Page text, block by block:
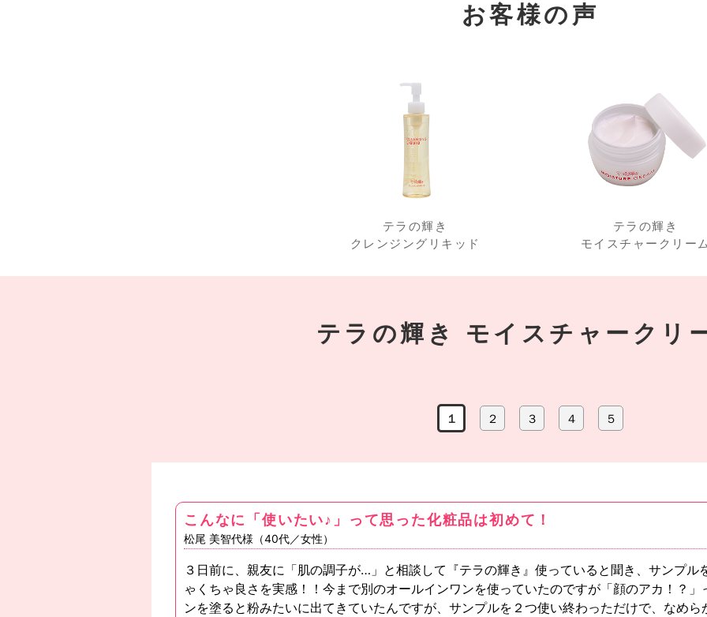
お客様の声
テラの輝き
クレンジングリキッド
テラの輝き
モイスチャークリー
テラの輝き モイスチャークリ
１ ２ ３ ４ ５
こんなに「使いたい♪」って思った化粧品は初めて！
松尾 美智代様（40代／女性）
３日前に、親友に「肌の調子が…」と相談して『テラの輝き』使っていると聞き、サンプル
ゃくちゃ良さを実感！！今まで別のオールインワンを使っていたのですが「顔のアカ！？
ンを塗ると粉みたいに出てきていたんですが、サンプルを２つ使い終わっただけで、なめ